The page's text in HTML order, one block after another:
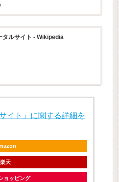
タルサイト - Wikipedia
イト」に関する詳細を
楽天
ョッピング